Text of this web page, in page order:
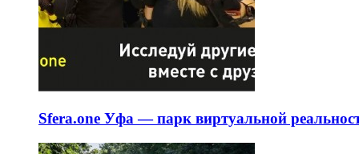
Sfera.one Уфа — парк виртуальной